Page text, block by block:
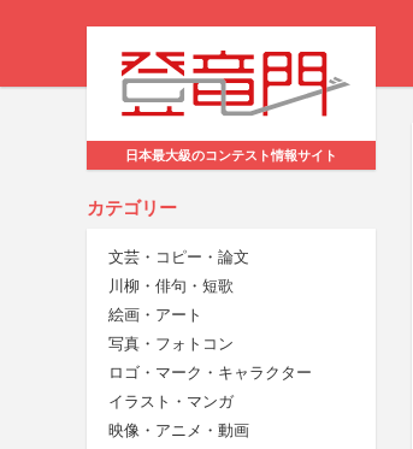
日本最大級のコンテスト情報サイト
カテゴリー
文芸・コピー・論文
川柳・俳句・短歌
絵画・アート
写真・フォトコン
ロゴ・マーク・キャラクター
イラスト・マンガ
映像・アニメ・動画